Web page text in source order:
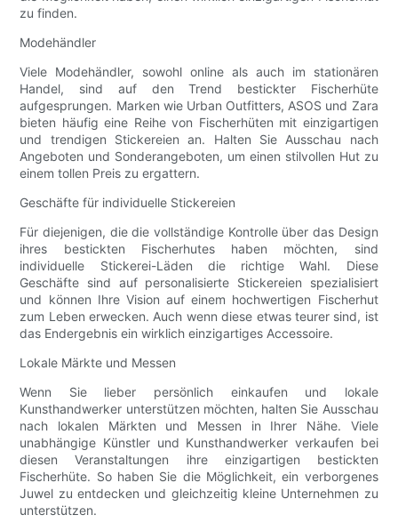
zu finden.
Modehändler
Viele Modehändler, sowohl online als auch im stationären
Handel, sind auf den Trend bestickter Fischerhüte
aufgesprungen. Marken wie Urban Outfitters, ASOS und Zara
bieten häufig eine Reihe von Fischerhüten mit einzigartigen
und trendigen Stickereien an. Halten Sie Ausschau nach
Angeboten und Sonderangeboten, um einen stilvollen Hut zu
einem tollen Preis zu ergattern.
Geschäfte für individuelle Stickereien
Für diejenigen, die die vollständige Kontrolle über das Design
ihres bestickten Fischerhutes haben möchten, sind
individuelle Stickerei-Läden die richtige Wahl. Diese
Geschäfte sind auf personalisierte Stickereien spezialisiert
und können Ihre Vision auf einem hochwertigen Fischerhut
zum Leben erwecken. Auch wenn diese etwas teurer sind, ist
das Endergebnis ein wirklich einzigartiges Accessoire.
Lokale Märkte und Messen
Wenn Sie lieber persönlich einkaufen und lokale
Kunsthandwerker unterstützen möchten, halten Sie Ausschau
nach lokalen Märkten und Messen in Ihrer Nähe. Viele
unabhängige Künstler und Kunsthandwerker verkaufen bei
diesen Veranstaltungen ihre einzigartigen bestickten
Fischerhüte. So haben Sie die Möglichkeit, ein verborgenes
Juwel zu entdecken und gleichzeitig kleine Unternehmen zu
unterstützen.